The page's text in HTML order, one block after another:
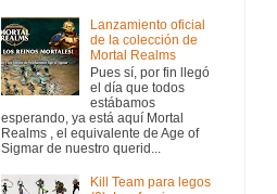
Lanzamiento oficial
de la colección de
Mortal Realms
Pues sí, por fin llegó
el día que todos
estábamos
esperando, ya está aquí Mortal
Realms , el equivalente de Age of
Sigmar de nuestro querid...
Kill Team para legos